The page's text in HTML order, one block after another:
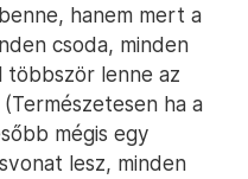
hanem mert a
csoda, minden
többször lenne az
ha a
mégis egy
lesz, minden